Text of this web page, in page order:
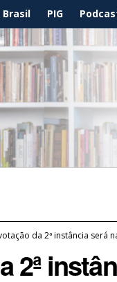
Brasil PIG
da 2ª instância será
2ª